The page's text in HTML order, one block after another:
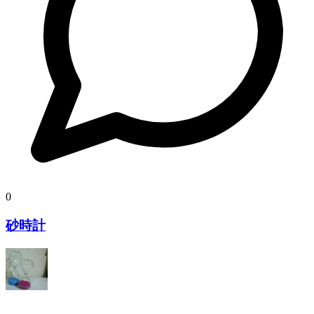
0
砂時計